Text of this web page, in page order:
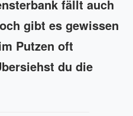
fällt auch
gibt es gewissen
Putzen oft
du die